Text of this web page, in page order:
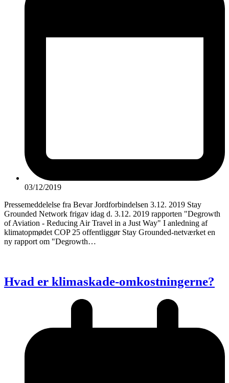
03/12/2019
Pressemeddelelse fra Bevar Jordforbindelsen 3.12. 2019 Stay
Grounded Network frigav idag d. 3.12. 2019 rapporten "Degrowth
of Aviation - Reducing Air Travel in a Just Way" I anledning af
klimatopmødet COP 25 offentliggør Stay Grounded-netværket en
ny rapport om "Degrowth…
Hvad er klimaskade-omkostningerne?